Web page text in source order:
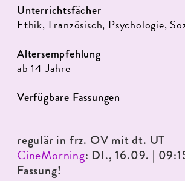
Unterrichtsfächer
Ethik, Französisch, Psychologie,
Altersempfehlung
ab 14 Jahre
Verfügbare Fassungen
regulär in frz. OV mit dt. UT
CineMorning: DI., 16.09. |
Fassung!